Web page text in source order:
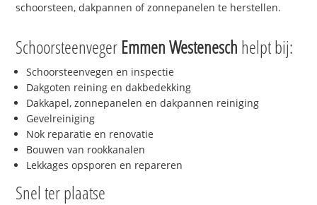
schoorsteen, dakpannen of zonnepanelen te herstellen.
Schoorsteenveger Emmen Westenesch helpt bij:
Schoorsteenvegen en inspectie
Dakgoten reining en dakbedekking
Dakkapel, zonnepanelen en dakpannen reiniging
Gevelreiniging
Nok reparatie en renovatie
Bouwen van rookkanalen
Lekkages opsporen en repareren
Snel ter plaatse